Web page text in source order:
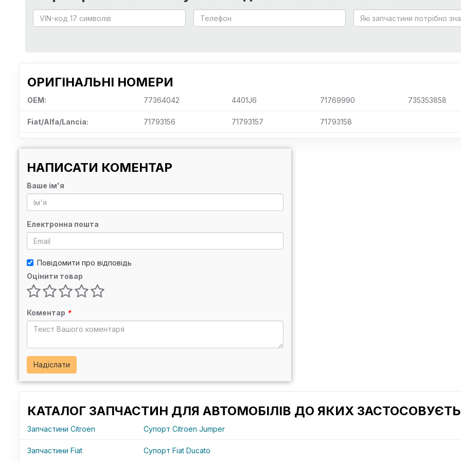
ОРИГІНАЛЬНІ НОМЕРИ
OEM: 77364042 4401J6 71769990 735353858
Fiat/Alfa/Lancia: 71793156 71793157 71793158
НАПИСАТИ КОМЕНТАР
Ваше ім'я
Електронна пошта
Повідомити про відповідь
Оцінити товар
Коментар *
Надіслати
КАТАЛОГ ЗАПЧАСТИН ДЛЯ АВТОМОБІЛІВ ДО ЯКИХ
Запчастини Citroen Супорт Citroen Jumper
Запчастини Fiat Супорт Fiat Ducato